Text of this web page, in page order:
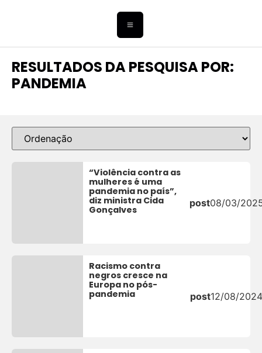
RESULTADOS DA PESQUISA POR:
PANDEMIA
“Violência contra as
mulheres é uma
pandemia no país”,
diz ministra Cida
Gonçalves
post08/03/
Racismo contra
negros cresce na
Europa no pós-
pandemia
post12/08/